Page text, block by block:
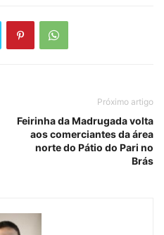
Próximo artigo
Feirinha da Madrugada volta
aos comerciantes da área
norte do Pátio do Pari no
Brás